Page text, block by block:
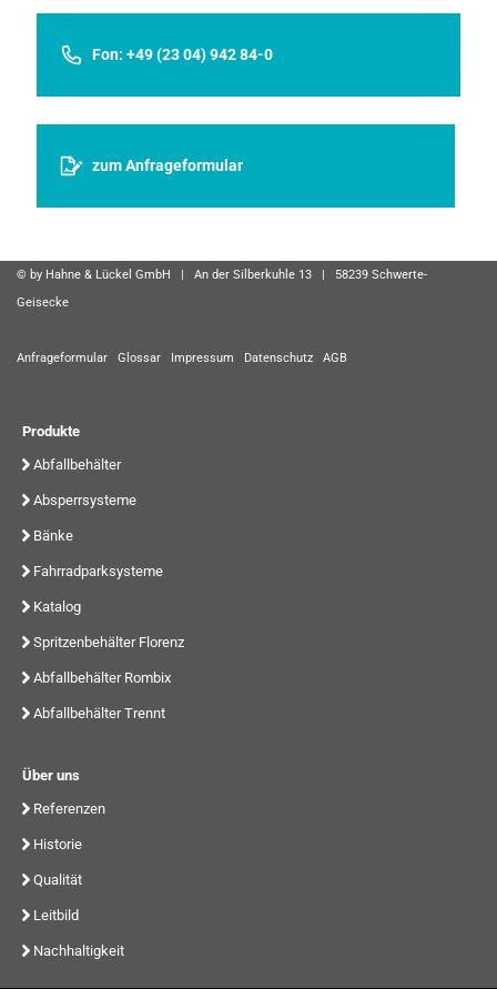
Fon: +49 (23 04) 942 84-0
zum Anfrageformular
© by Hahne & Lückel GmbH | An der Silberkuhle 13 | 58239 Schwerte-
Geisecke
Anfrageformular Glossar Impressum Datenschutz AGB
Produkte
Abfallbehälter
Absperrsysteme
Bänke
Fahrradparksysteme
Katalog
Spritzenbehälter Florenz
Abfallbehälter Rombix
Abfallbehälter Trennt
Über uns
Referenzen
Historie
Qualität
Leitbild
Nachhaltigkeit